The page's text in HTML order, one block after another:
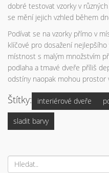
dobré testovat vzorky v
se mění jejich vzhled během
Podívat se na vzorky přímo v
klíčové pro dosažení
místnost s malým množstvím
podlaha a tmavé dveře příliš
odstíny naopak mohou prostor
Štítky: interiérové dveře
sladit barvy